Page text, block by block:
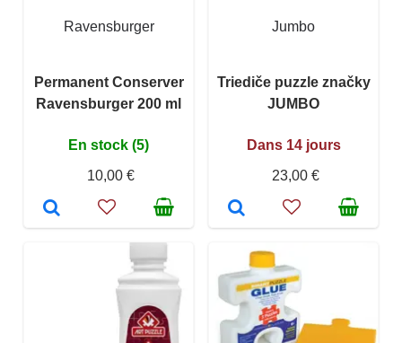
Ravensburger
Permanent Conserver
Ravensburger 200 ml
En stock (5)
10,00 €
Jumbo
Triediče puzzle značky
JUMBO
Dans 14 jours
23,00 €